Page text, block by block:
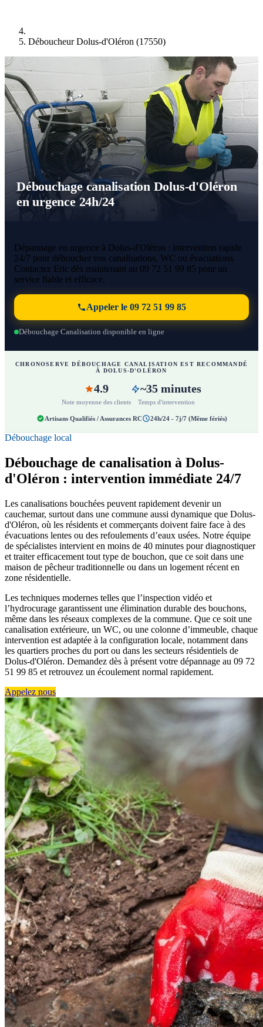
Déboucheur Dolus-d'Oléron (17550)
Débouchage canalisation Dolus-d'Oléron
en urgence 24h/24
Dépannage en urgence à Dolus-d'Oléron : intervention rapide
24/7 pour déboucher vos canalisations, WC ou évacuations.
Contactez Eric dès maintenant au 09 72 51 99 85 pour un
service fiable et efficace.
Appeler le 09 72 51 99 85
Débouchage Canalisation disponible en ligne
CHRONOSERVE DÉBOUCHAGE CANALISATION EST RECOMMANDÉ
À DOLUS-D'OLÉRON
4.9
Note moyenne des clients
~35 minutes
Temps d'intervention
Artisans Qualifiés / Assurances RC 24h/24 - 7j/7 (Même fériés)
Débouchage local
Débouchage de canalisation à Dolus-
d'Oléron : intervention immédiate 24/7
Les canalisations bouchées peuvent rapidement devenir un
cauchemar, surtout dans une commune aussi dynamique que Dolus-
d'Oléron, où les résidents et commerçants doivent faire face à des
évacuations lentes ou des refoulements d’eaux usées. Notre équipe
de spécialistes intervient en moins de 40 minutes pour diagnostiquer
et traiter efficacement tout type de bouchon, que ce soit dans une
maison de pêcheur traditionnelle ou dans un logement récent en
zone résidentielle.
Les techniques modernes telles que l’inspection vidéo et
l’hydrocurage garantissent une élimination durable des bouchons,
même dans les réseaux complexes de la commune. Que ce soit une
canalisation extérieure, un WC, ou une colonne d’immeuble, chaque
intervention est adaptée à la configuration locale, notamment dans
les quartiers proches du port ou dans les secteurs résidentiels de
Dolus-d'Oléron. Demandez dès à présent votre dépannage au 09 72
51 99 85 et retrouvez un écoulement normal rapidement.
Appelez nous